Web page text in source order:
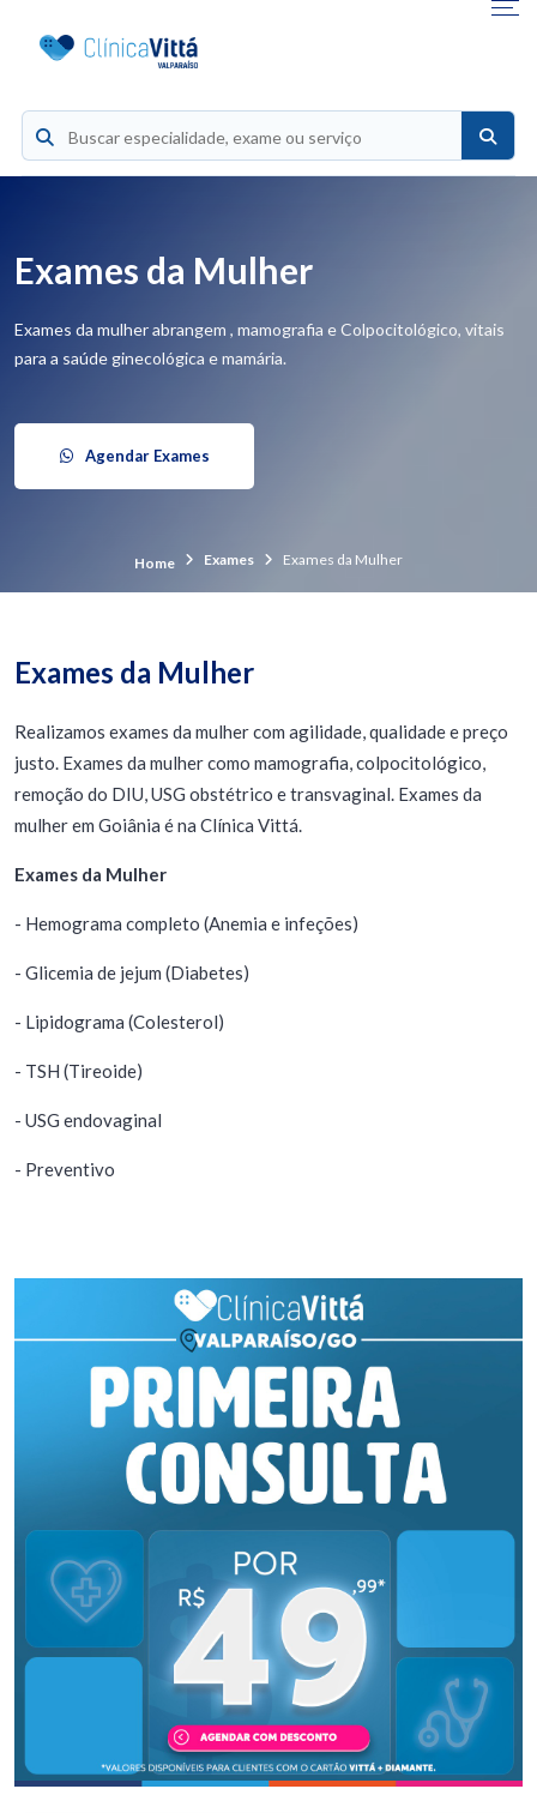
Exames da Mulher
Exames da mulher abrangem , mamografia e Colpocitológico, vitais
para a saúde ginecológica e mamária.
Agendar Exames
Home Exames Exames da Mulher
Exames da Mulher
Realizamos exames da mulher com agilidade, qualidade e preço
justo. Exames da mulher como mamografia, colpocitológico,
remoção do DIU, USG obstétrico e transvaginal. Exames da
mulher em Goiânia é na Clínica Vittá.
Exames da Mulher
- Hemograma completo (Anemia e infeções)
- Glicemia de jejum (Diabetes)
- Lipidograma (Colesterol)
- TSH (Tireoide)
- USG endovaginal
- Preventivo